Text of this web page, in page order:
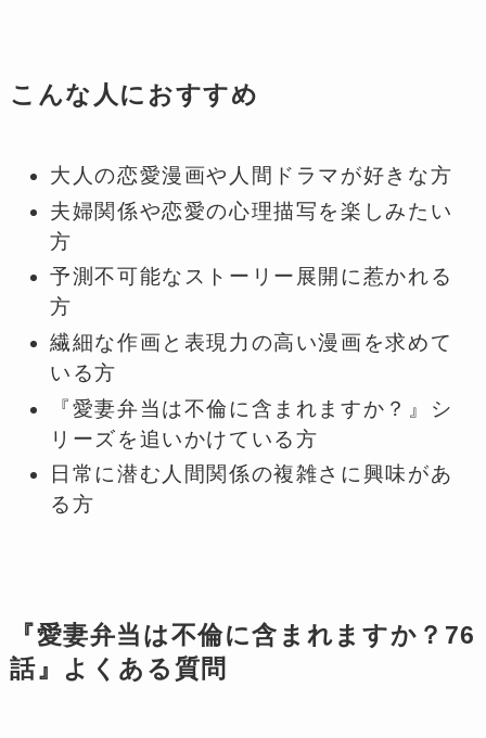
こんな人におすすめ
大人の恋愛漫画や人間ドラマが好きな方
夫婦関係や恋愛の心理描写を楽しみたい
方
予測不可能なストーリー展開に惹かれる
方
繊細な作画と表現力の高い漫画を求めて
いる方
『愛妻弁当は不倫に含まれますか？』シ
リーズを追いかけている方
日常に潜む人間関係の複雑さに興味があ
る方
『愛妻弁当は不倫に含まれますか？76
話』よくある質問